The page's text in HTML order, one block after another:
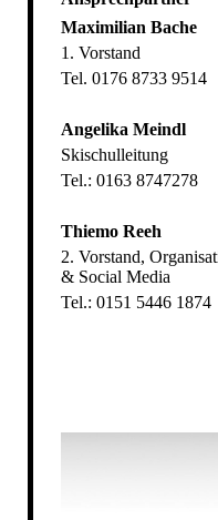
Maximilian Bache
1. Vorstand
Tel. 0176 8733 9514
Angelika Meindl
Skischulleitung
Tel.: 0163 8747278
Thiemo Reeh
2. Vorstand,
& Social Media
Tel.: 0151 5446 1874